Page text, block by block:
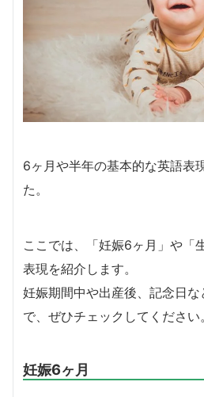
6ヶ月や半年の基本的な英語表
た。
ここでは、「妊娠6ヶ月」や「
表現を紹介します。
妊娠期間中や出産後、記念日
で、ぜひチェックしてください。
妊娠6ヶ月